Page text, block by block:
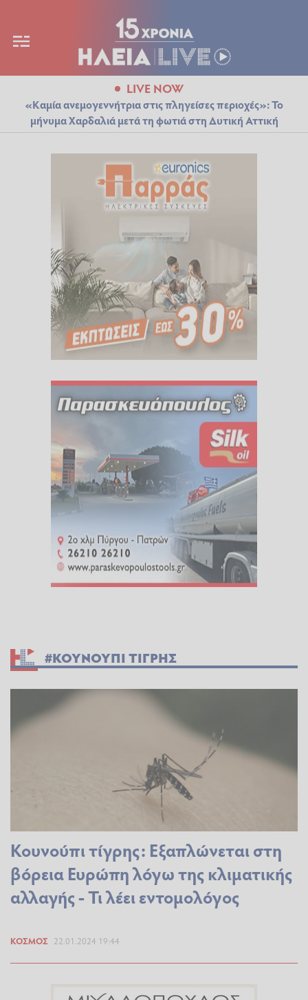
LIVE NOW
«Καμία ανεμογεννήτρια στις πληγείσες περιοχές»: Το
μήνυμα Χαρδαλιά μετά τη φωτιά στη Δυτική Αττική
#ΚΟΥΝΟΥΠΙ ΤΙΓΡΗΣ
Κουνούπι τίγρης: Εξαπλώνεται στη
βόρεια Ευρώπη λόγω της κλιματικής
αλλαγής - Τι λέει εντομολόγος
ΚΌΣΜΟΣ 22.01.2024 19:44